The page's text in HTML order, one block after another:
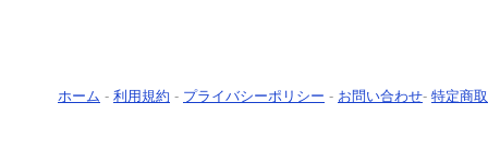
ホーム - 利用規約 - プライバシーポリシー - お問い合わせ- 特定商